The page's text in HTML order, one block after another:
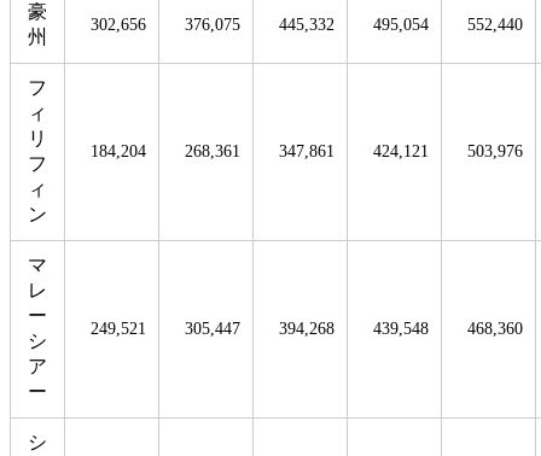
豪
州
302,656 376,075 445,332 495,054 552,440
フ
ィ
リ
フ
ィ
ン
184,204 268,361 347,861 424,121 503,976
マ
レ
ー
シ
ア
ー
249,521 305,447 394,268 439,548 468,360
シ